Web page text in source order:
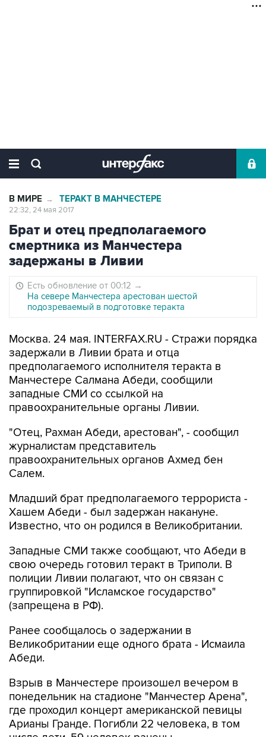
В МИРЕ → ТЕРАКТ В МАНЧЕСТЕРЕ
22:32, 24 мая 2017
Брат и отец предполагаемого
смертника из Манчестера
задержаны в Ливии
Есть обновление от 00:12 →
На севере Манчестера арестован шестой
подозреваемый в подготовке теракта
Москва. 24 мая. INTERFAX.RU - Стражи порядка
задержали в Ливии брата и отца
предполагаемого исполнителя теракта в
Манчестере Салмана Абеди, сообщили
западные СМИ со ссылкой на
правоохранительные органы Ливии.
"Отец, Рахман Абеди, арестован", - сообщил
журналистам представитель
правоохранительных органов Ахмед бен
Салем.
Младший брат предполагаемого террориста -
Хашем Абеди - был задержан накануне.
Известно, что он родился в Великобритании.
Западные СМИ также сообщают, что Абеди в
свою очередь готовил теракт в Триполи. В
полиции Ливии полагают, что он связан с
группировкой "Исламское государство"
(запрещена в РФ).
Ранее сообщалось о задержании в
Великобритании еще одного брата - Исмаила
Абеди.
Взрыв в Манчестере произошел вечером в
понедельник на стадионе "Манчестер Арена",
где проходил концерт американской певицы
Арианы Гранде. Погибли 22 человека, в том